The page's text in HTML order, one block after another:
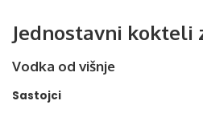
Jednostavni kokteli
Vodka od višnje
Sastojci